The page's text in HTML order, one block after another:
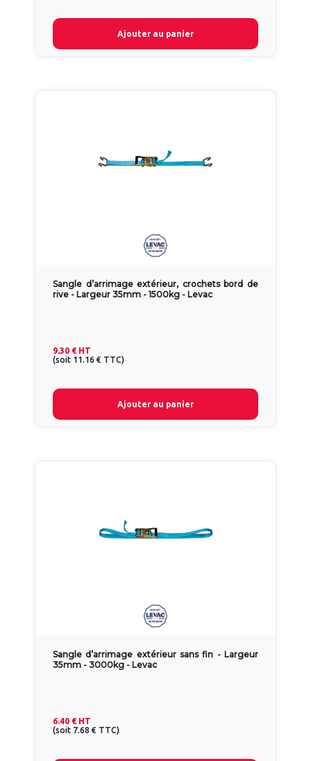
Ajouter au panier
Sangle d’arrimage extérieur, crochets bord de
rive - Largeur 35mm - 1500kg - Levac
9.30 € HT
(soit 11.16 € TTC)
Ajouter au panier
Sangle d’arrimage extérieur sans fin - Largeur
35mm - 3000kg - Levac
6.40 € HT
(soit 7.68 € TTC)